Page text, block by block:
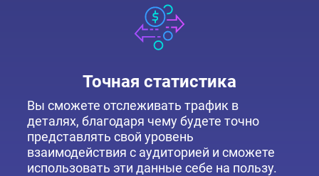
Точная статистика
Вы сможете отслеживать трафик в
деталях, благодаря чему будете точно
представлять свой уровень
взаимодействия с аудиторией и сможете
использовать эти данные себе на пользу.